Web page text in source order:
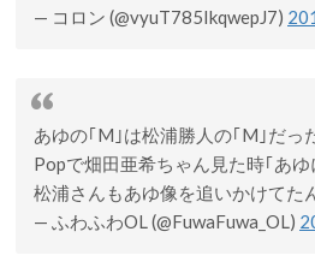
— コロン (@vyuT785IkqwepJ7)
あゆの｢M｣は松浦勝人の｢M｣だっ
Popで畑田亜希ちゃん見た時｢あ
松浦さんもあゆ像を追いかけてた
— ふわふわOL (@FuwaFuwa_OL)